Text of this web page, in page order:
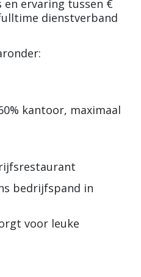
en ervaring tussen €
dienstverband
kantoor, maximaal
bedrijfspand in
voor leuke